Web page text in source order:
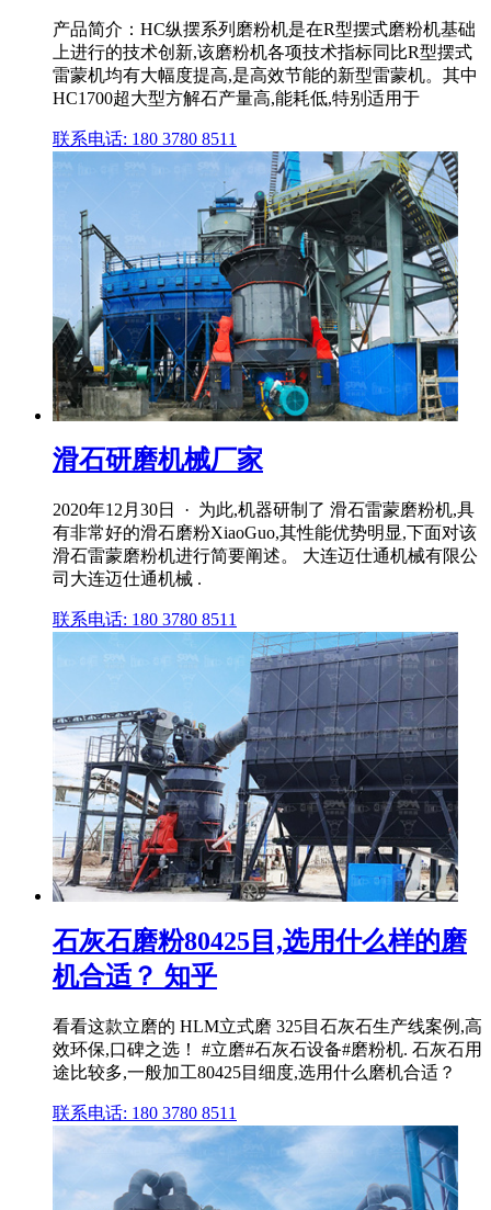
产品简介：HC纵摆系列磨粉机是在R型摆式磨粉机基础
上进行的技术创新,该磨粉机各项技术指标同比R型摆式
雷蒙机均有大幅度提高,是高效节能的新型雷蒙机。其中
HC1700超大型方解石产量高,能耗低,特别适用于
联系电话: 180 3780 8511
滑石研磨机械厂家
2020年12月30日 · 为此,机器研制了 滑石雷蒙磨粉机,具
有非常好的滑石磨粉XiaoGuo,其性能优势明显,下面对该
滑石雷蒙磨粉机进行简要阐述。 大连迈仕通机械有限公
司大连迈仕通机械 .
联系电话: 180 3780 8511
石灰石磨粉80425目,选用什么样的磨
机合适？ 知乎
看看这款立磨的 HLM立式磨 325目石灰石生产线案例,高
效环保,口碑之选！ #立磨#石灰石设备#磨粉机. 石灰石用
途比较多,一般加工80425目细度,选用什么磨机合适？
联系电话: 180 3780 8511